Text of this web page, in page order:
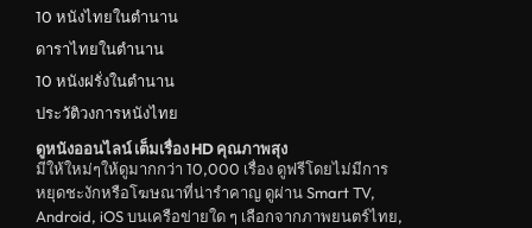
10 หนังไทยในตำนาน
ดาราไทยในตำนาน
10 หนังฝรั่งในตำนาน
ประวัติวงการหนังไทย
ดูหนังออนไลน์ เต็มเรื่อง HD คุณภาพสุง
มีให้ใหม่ๆให้ดูมากกว่า 10,000 เรื่อง ดูฟรีโดยไม่มีการ
หยุดชะงักหรือโฆษณาที่น่ารำคาญ ดูผ่าน Smart TV,
Android, iOS บนเครือข่ายใด ๆ เลือกจากภาพยนตร์ไทย,